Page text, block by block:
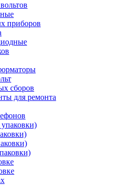
приборов
сборов
для ремонта